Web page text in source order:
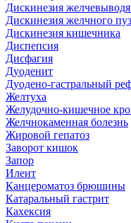
Дискинезия
Дискинезия желчного
Дискинезия кишечника
Диспепсия
Дисфагия
Дуоденит
Дуодено-гастральный
Желтуха
Желудочно-кишечное
Желчнокаменная болезнь
Жировой гепатоз
Заворот кишок
Запор
Илеит
Канцероматоз брюшины
Катаральный гастрит
Кахексия